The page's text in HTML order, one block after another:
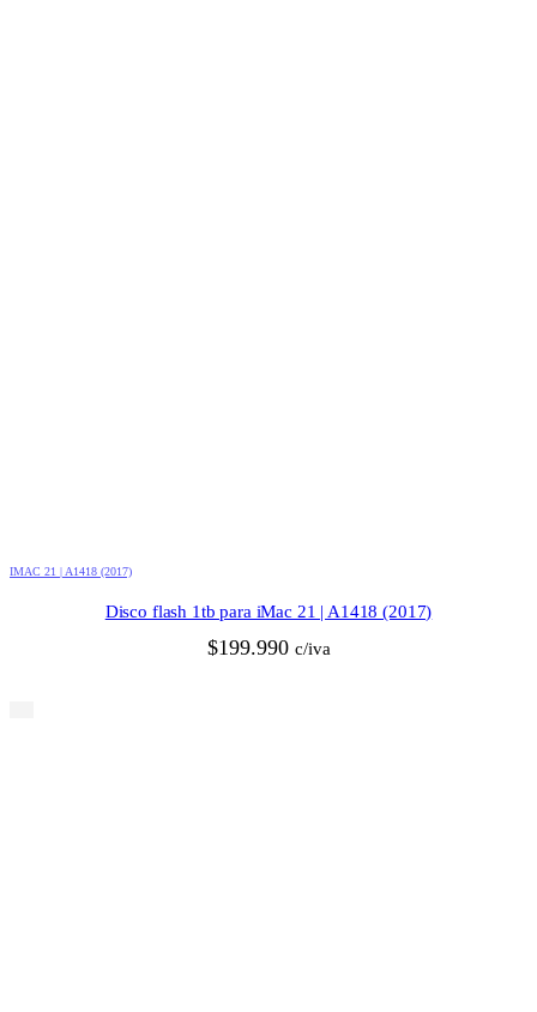
IMAC 21 | A1418 (2017)
Disco flash 1tb para iMac 21 | A1418 (2017)
$199.990 c/iva